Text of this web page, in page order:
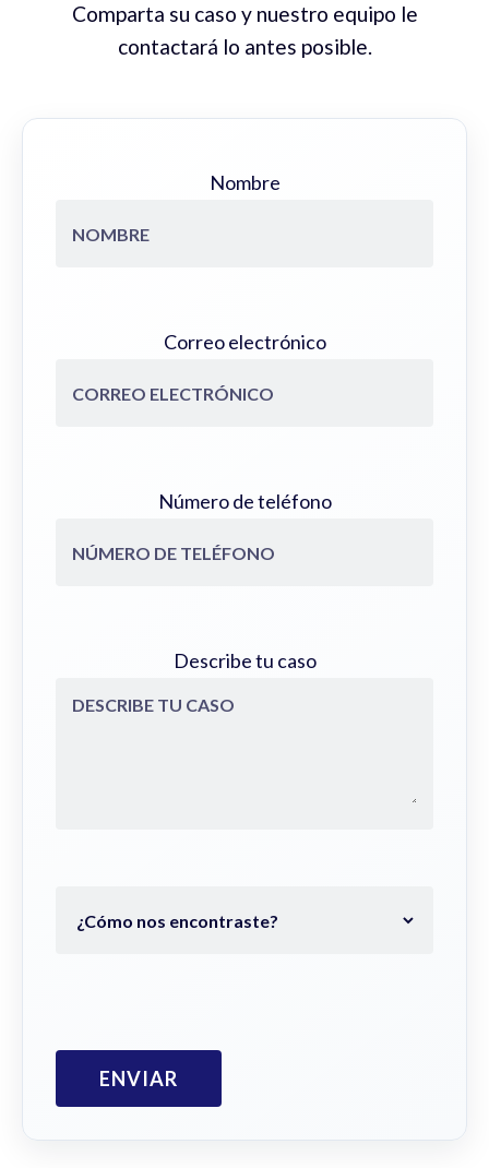
Comparta su caso y nuestro equipo le
contactará lo antes posible.
Nombre
Correo electrónico
Número de teléfono
Describe tu caso